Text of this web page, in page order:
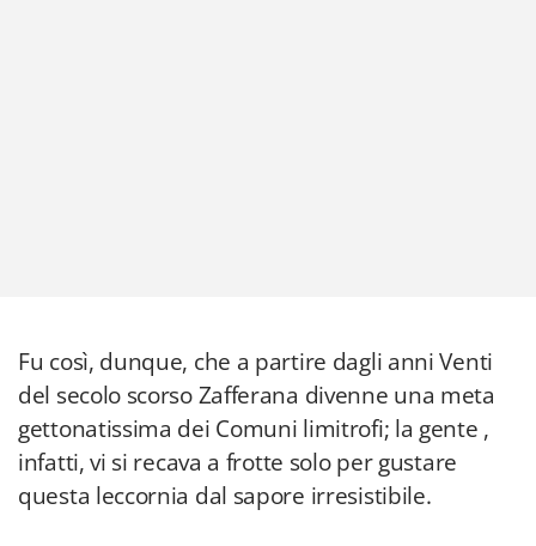
Fu così, dunque, che a partire dagli anni Venti
del secolo scorso Zafferana divenne una meta
gettonatissima dei Comuni limitrofi; la gente ,
infatti, vi si recava a frotte solo per gustare
questa leccornia dal sapore irresistibile.